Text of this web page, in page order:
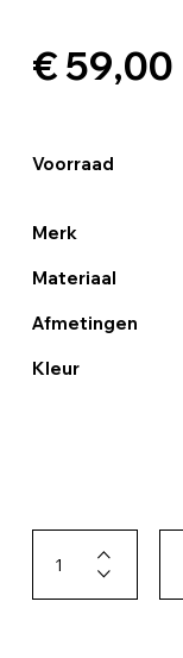
€ 59,00
Voorraad
Merk
Materiaal
Afmetingen
Kleur